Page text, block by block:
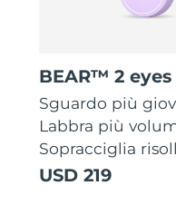
BEAR™ 2
Sguardo più
Labbra più
Sopracciglia
USD 219